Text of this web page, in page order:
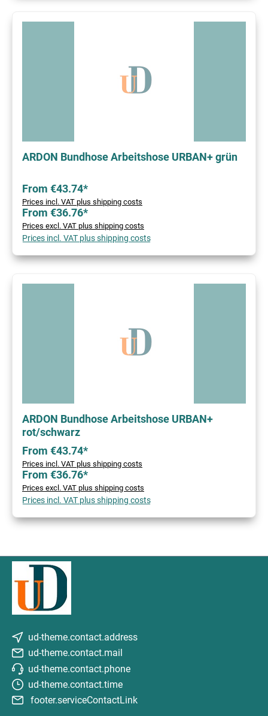
ARDON Bundhose Arbeitshose URBAN+ grün
From €43.74*
Prices incl. VAT plus shipping costs
From €36.76*
Prices excl. VAT plus shipping costs
Prices incl. VAT plus shipping costs
ARDON Bundhose Arbeitshose URBAN+
rot/schwarz
From €43.74*
Prices incl. VAT plus shipping costs
From €36.76*
Prices excl. VAT plus shipping costs
Prices incl. VAT plus shipping costs
ud-theme.contact.address
ud-theme.contact.mail
ud-theme.contact.phone
ud-theme.contact.time
footer.serviceContactLink